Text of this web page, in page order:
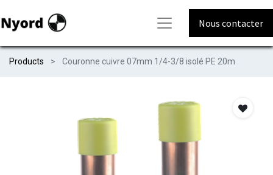
Nous contacter
Products Couronne cuivre 07mm 1/4-3/8 isolé PE 20m